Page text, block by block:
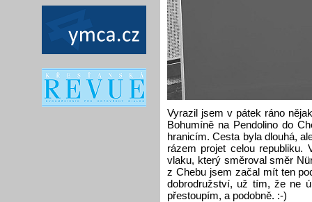
Vyrazil jsem v pátek ráno
Bohumíně na Pendolino do
hranicím. Cesta byla dlouhá,
rázem projet celou republiku.
vlaku, který směroval směr
z Chebu jsem začal mít ten
dobrodružství, už tím, že ne
přestoupím, a podobně. :-)